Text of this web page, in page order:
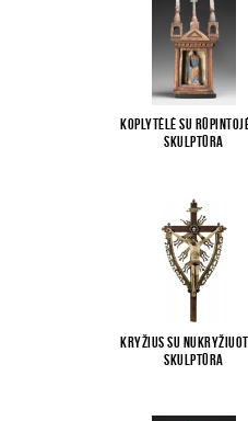
Koplytėlė su
skulptūra
Kryžius su
skulptūra